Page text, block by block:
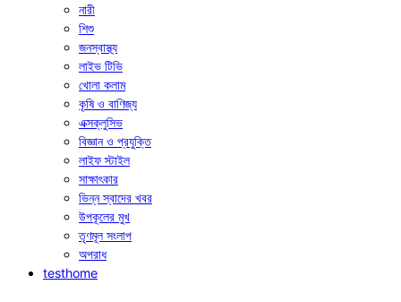
নারী
শিশু
জনস্বাস্থ্য
লাইভ টিভি
খোলা কলাম
কৃষি ও বাণিজ্য
এক্সক্লুসিভ
বিজ্ঞান ও প্রযুক্তি
লাইফ স্টাইল
সাক্ষাৎকার
ভিন্ন স্বাদের খবর
উপকূলের মুখ
তৃণমূল সংলাপ
অপরাধ
testhome